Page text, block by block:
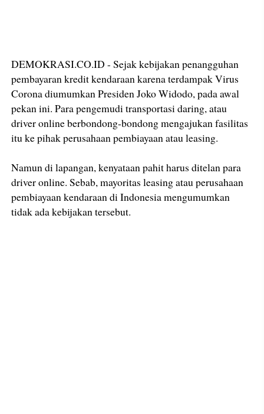
DEMOKRASI.CO.ID - Sejak kebijakan penangguhan
pembayaran kredit kendaraan karena terdampak Virus
Corona diumumkan Presiden Joko Widodo, pada awal
pekan ini. Para pengemudi transportasi daring, atau
driver online berbondong-bondong mengajukan fasilitas
itu ke pihak perusahaan pembiayaan atau leasing.
Namun di lapangan, kenyataan pahit harus ditelan para
driver online. Sebab, mayoritas leasing atau perusahaan
pembiayaan kendaraan di Indonesia mengumumkan
tidak ada kebijakan tersebut.